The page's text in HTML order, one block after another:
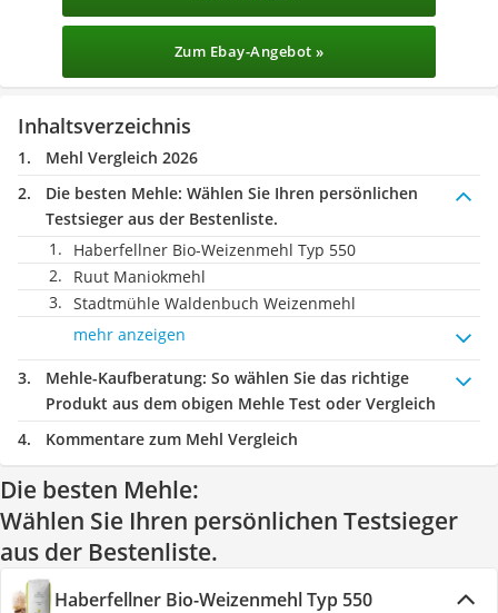
Zum Ebay-Angebot »
Inhaltsverzeichnis
Mehl Vergleich 2026
Die besten Mehle: Wählen Sie Ihren persönlichen
Testsieger aus der Bestenliste.
Haberfellner Bio-Weizenmehl Typ 550
Ruut Maniokmehl
Stadtmühle Waldenbuch Weizenmehl
mehr anzeigen
Mehle-Kaufberatung: So wählen Sie das richtige
Produkt aus dem obigen Mehle Test oder Vergleich
Kommentare zum Mehl Vergleich
Die besten Mehle:
Wählen Sie Ihren persönlichen Testsieger
aus der Bestenliste.
Haberfellner Bio-Weizenmehl Typ 550